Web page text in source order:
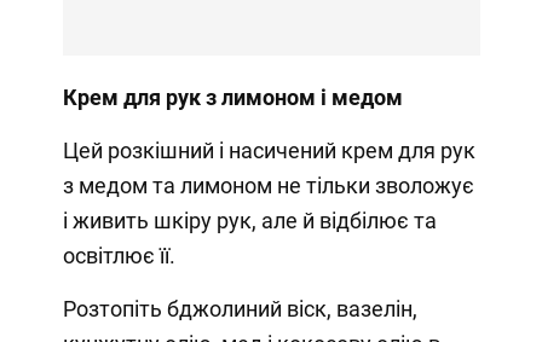
Крем для рук з лимоном і медом
Цей розкішний і насичений крем для рук
з медом та лимоном не тільки зволожує
і живить шкіру рук, але й відбілює та
освітлює її.
Розтопіть бджолиний віск, вазелін,